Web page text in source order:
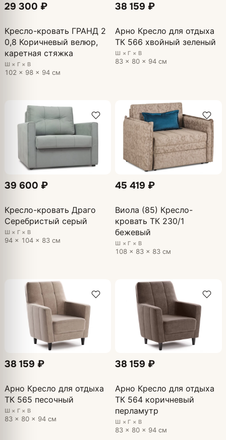
29 300 ₽
Кресло-кровать ГРАНД 2
0,8 Коричневый велюр,
каретная стяжка
Ш × Г × В
102 × 98 × 94 см
38 159 ₽
Арно Кресло для отдыха
ТК 566 хвойный зеленый
Ш × Г × В
83 × 80 × 94 см
39 600 ₽
Кресло-кровать Драго
Серебристый серый
Ш × Г × В
94 × 104 × 83 см
45 419 ₽
Виола (85) Кресло-
кровать ТК 230/1
бежевый
Ш × Г × В
108 × 83 × 83 см
38 159 ₽
Арно Кресло для отдыха
ТК 565 песочный
Ш × Г × В
83 × 80 × 94 см
38 159 ₽
Арно Кресло для отдыха
ТК 564 коричневый
перламутр
Ш × Г × В
83 × 80 × 94 см